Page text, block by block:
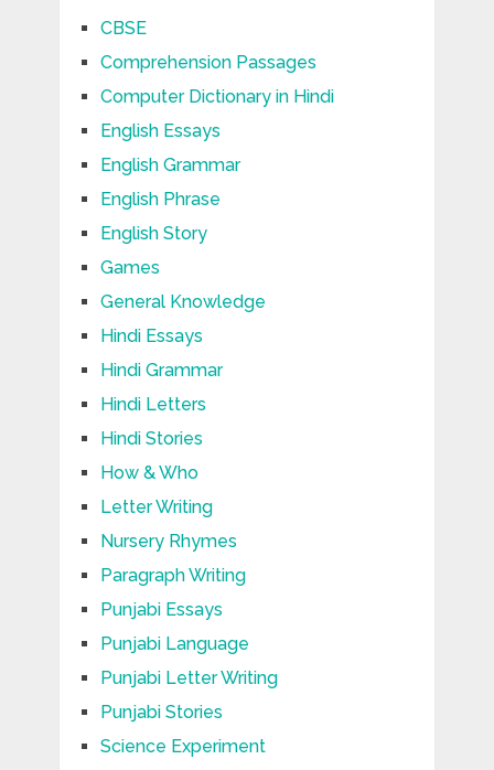
CBSE
Comprehension Passages
Computer Dictionary in Hindi
English Essays
English Grammar
English Phrase
English Story
Games
General Knowledge
Hindi Essays
Hindi Grammar
Hindi Letters
Hindi Stories
How & Who
Letter Writing
Nursery Rhymes
Paragraph Writing
Punjabi Essays
Punjabi Language
Punjabi Letter Writing
Punjabi Stories
Science Experiment